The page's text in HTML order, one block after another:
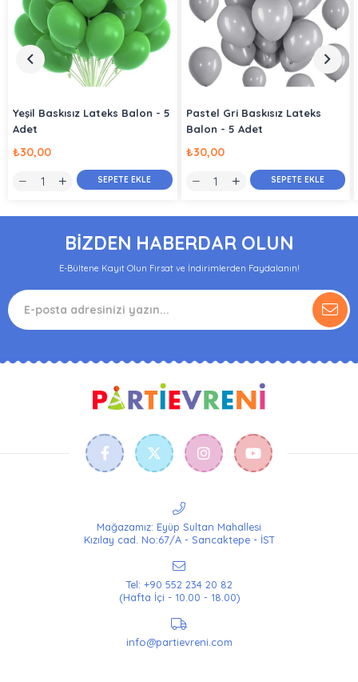
Yeşil Baskısız Lateks Balon - 5
Adet
₺30,00
SEPETE EKLE
Pastel Gri Baskısız Lateks
Balon - 5 Adet
₺30,00
SEPETE EKLE
BİZDEN HABERDAR OLUN
E-Bültene Kayıt Olun Fırsat ve İndirimlerden Faydalanın!
Mağazamız: Eyüp Sultan Mahallesi
Kızılay cad. No:67/A - Sancaktepe - İST
Tel: +90 552 234 20 82
(Hafta İçi - 10.00 - 18.00)
info@partievreni.com